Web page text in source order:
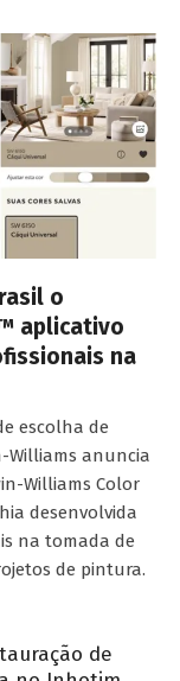
o
aplicativo
na
escolha de
Williams anuncia
Williams Color
desenvolvida
na tomada de
de pintura.
de